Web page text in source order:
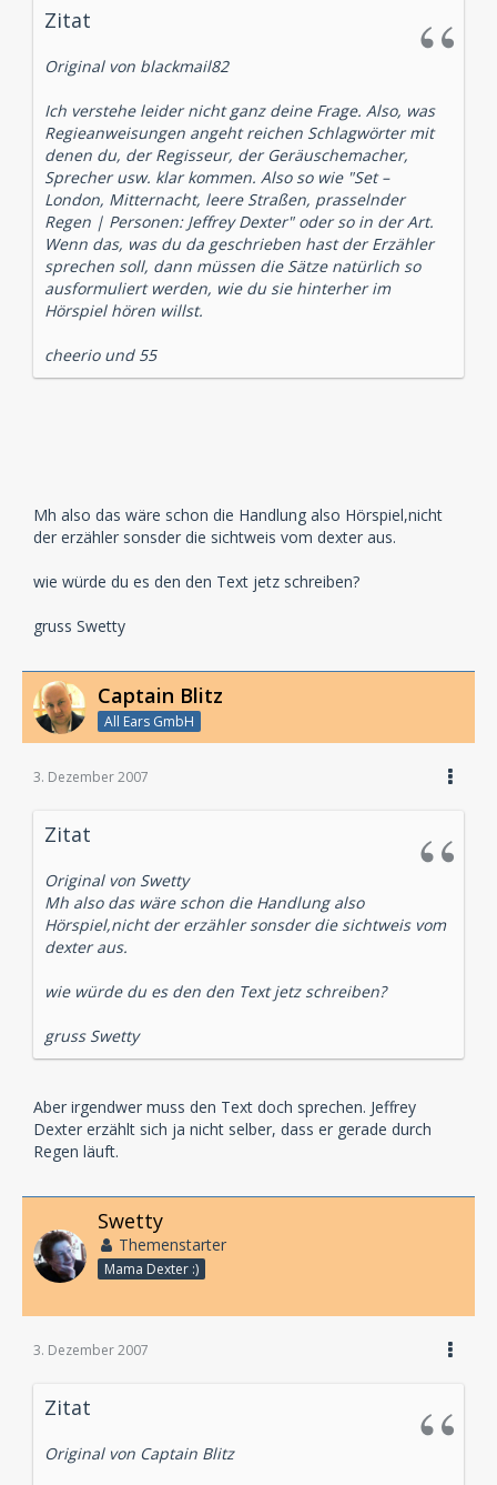
Zitat
Original von blackmail82
Ich verstehe leider nicht ganz deine Frage. Also, was
Regieanweisungen angeht reichen Schlagwörter mit
denen du, der Regisseur, der Geräuschemacher,
Sprecher usw. klar kommen. Also so wie "Set –
London, Mitternacht, leere Straßen, prasselnder
Regen | Personen: Jeffrey Dexter" oder so in der Art.
Wenn das, was du da geschrieben hast der Erzähler
sprechen soll, dann müssen die Sätze natürlich so
ausformuliert werden, wie du sie hinterher im
Hörspiel hören willst.
cheerio und 55
Mh also das wäre schon die Handlung also Hörspiel,nicht
der erzähler sonsder die sichtweis vom dexter aus.
wie würde du es den den Text jetz schreiben?
gruss Swetty
Captain Blitz
All Ears GmbH
3. Dezember 2007
Zitat
Original von Swetty
Mh also das wäre schon die Handlung also
Hörspiel,nicht der erzähler sonsder die sichtweis vom
dexter aus.
wie würde du es den den Text jetz schreiben?
gruss Swetty
Aber irgendwer muss den Text doch sprechen. Jeffrey
Dexter erzählt sich ja nicht selber, dass er gerade durch
Regen läuft.
Swetty
Themenstarter
Mama Dexter :)
3. Dezember 2007
Zitat
Original von Captain Blitz